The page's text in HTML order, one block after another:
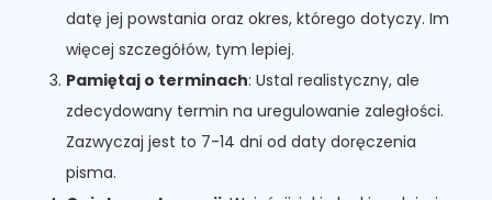
datę jej powstania oraz okres, którego dotyczy. Im
więcej szczegółów, tym lepiej.
Pamiętaj o terminach: Ustal realistyczny, ale
zdecydowany termin na uregulowanie zaległości.
Zazwyczaj jest to 7-14 dni od daty doręczenia
pisma.